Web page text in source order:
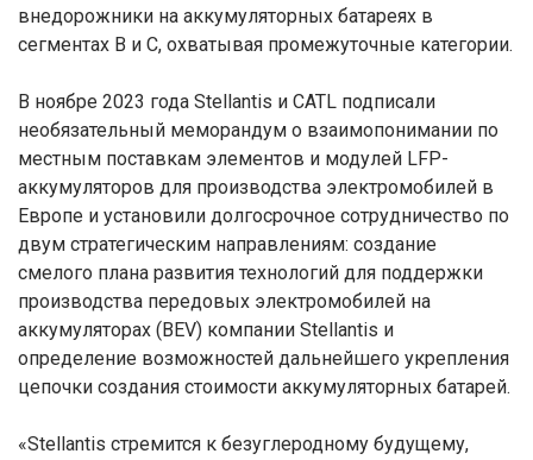
внедорожники на аккумуляторных батареях в
сегментах B и C, охватывая промежуточные категории.
В ноябре 2023 года Stellantis и CATL подписали
необязательный меморандум о взаимопонимании по
местным поставкам элементов и модулей LFP-
аккумуляторов для производства электромобилей в
Европе и установили долгосрочное сотрудничество по
двум стратегическим направлениям: создание
смелого плана развития технологий для поддержки
производства передовых электромобилей на
аккумуляторах (BEV) компании Stellantis и
определение возможностей дальнейшего укрепления
цепочки создания стоимости аккумуляторных батарей.
«Stellantis стремится к безуглеродному будущему,